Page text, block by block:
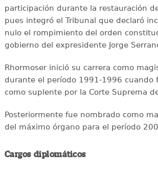
participación durante la restauración
pues integró el Tribunal que declaró
nulo el rompimiento del orden
gobierno del expresidente Jorge
Rhormoser inició su carrera como
durante el período 1991-1996 cuando
como suplente por la Corte Suprema
Posteriormente fue nombrado como
del máximo órgano para el período
Cargos diplomáticos